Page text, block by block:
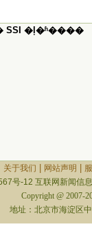
�ļ�ʱ����
关于我们 网站声明
号-12 互联网新闻信
Copyright @ 2007-
地址：北京市海淀区